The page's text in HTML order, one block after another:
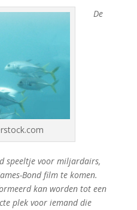
De
speeltje voor miljardairs,
Bond film te komen.
kan worden tot een
plek voor iemand die